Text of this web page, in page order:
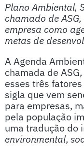
Plano Ambiental,
chamado de
empresa como
metas de
A Agenda
chamada de
esses três
sigla que vem
para empresas,
pela população
uma tradução do
environmental,